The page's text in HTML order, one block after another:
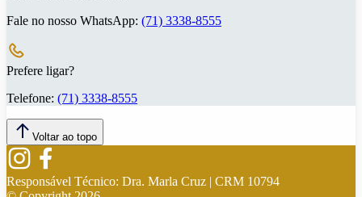
Fale no nosso WhatsApp: (71) 3338-8555
Prefere ligar?
Telefone: (71) 3338-8555
Voltar ao topo
Responsável Técnico: Dra. Marla Cruz | CRM 10794